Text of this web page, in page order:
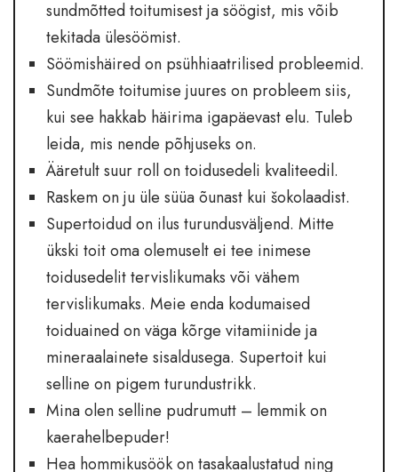
sundmõtted toitumisest ja söögist, mis võib
tekitada ülesöömist.
Söömishäired on psühhiaatrilised probleemid.
Sundmõte toitumise juures on probleem siis,
kui see hakkab häirima igapäevast elu. Tuleb
leida, mis nende põhjuseks on.
Ääretult suur roll on toidusedeli kvaliteedil.
Raskem on ju üle süüa õunast kui šokolaadist.
Supertoidud on ilus turundusväljend. Mitte
ükski toit oma olemuselt ei tee inimese
toidusedelit tervislikumaks või vähem
tervislikumaks. Meie enda kodumaised
toiduained on väga kõrge vitamiinide ja
mineraalainete sisaldusega. Supertoit kui
selline on pigem turundustrikk.
Mina olen selline pudrumutt – lemmik on
kaerahelbepuder!
Hea hommikusöök on tasakaalustatud ning